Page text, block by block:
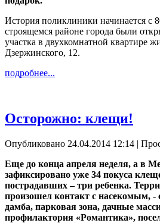
История поликлиники начинается с
строящемся районе города были
участка в двухкомнатной квартире
Дзержинского, 12.
подробнее...
Осторожно: клещи!
Опубликовано 24.04.2014 12:14 |
Еще до конца апреля неделя, а в
зафиксировано уже 34 покуса
пострадавших – три ребенка.
произошел контакт с насекомым,
дамба, парковая зона, дачные
профилактория «Романтика»,